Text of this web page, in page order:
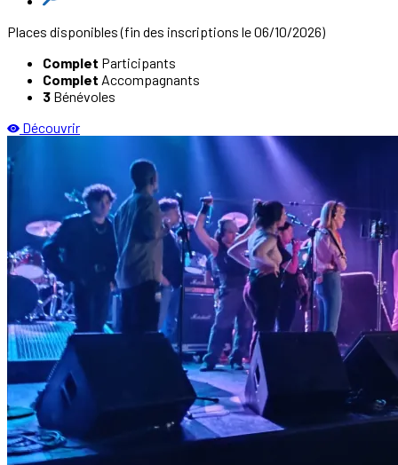
Places disponibles(fin des inscriptions le 06/10/2026)
Complet Participants
Complet Accompagnants
3 Bénévoles
Découvrir